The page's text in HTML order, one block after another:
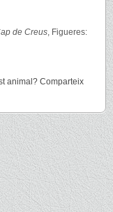
de Creus, Figueres:
animal? Comparteix